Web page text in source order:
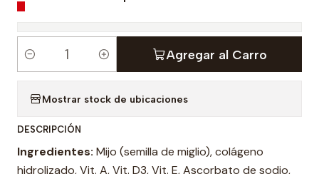
d
Agregar al Carro
Mostrar stock de ubicaciones
DESCRIPCIÓN
Ingredientes: Mijo (semilla de miglio), colágeno
hidrolizado, Vit. A, Vit. D3, Vit. E, Ascorbato de sodio,